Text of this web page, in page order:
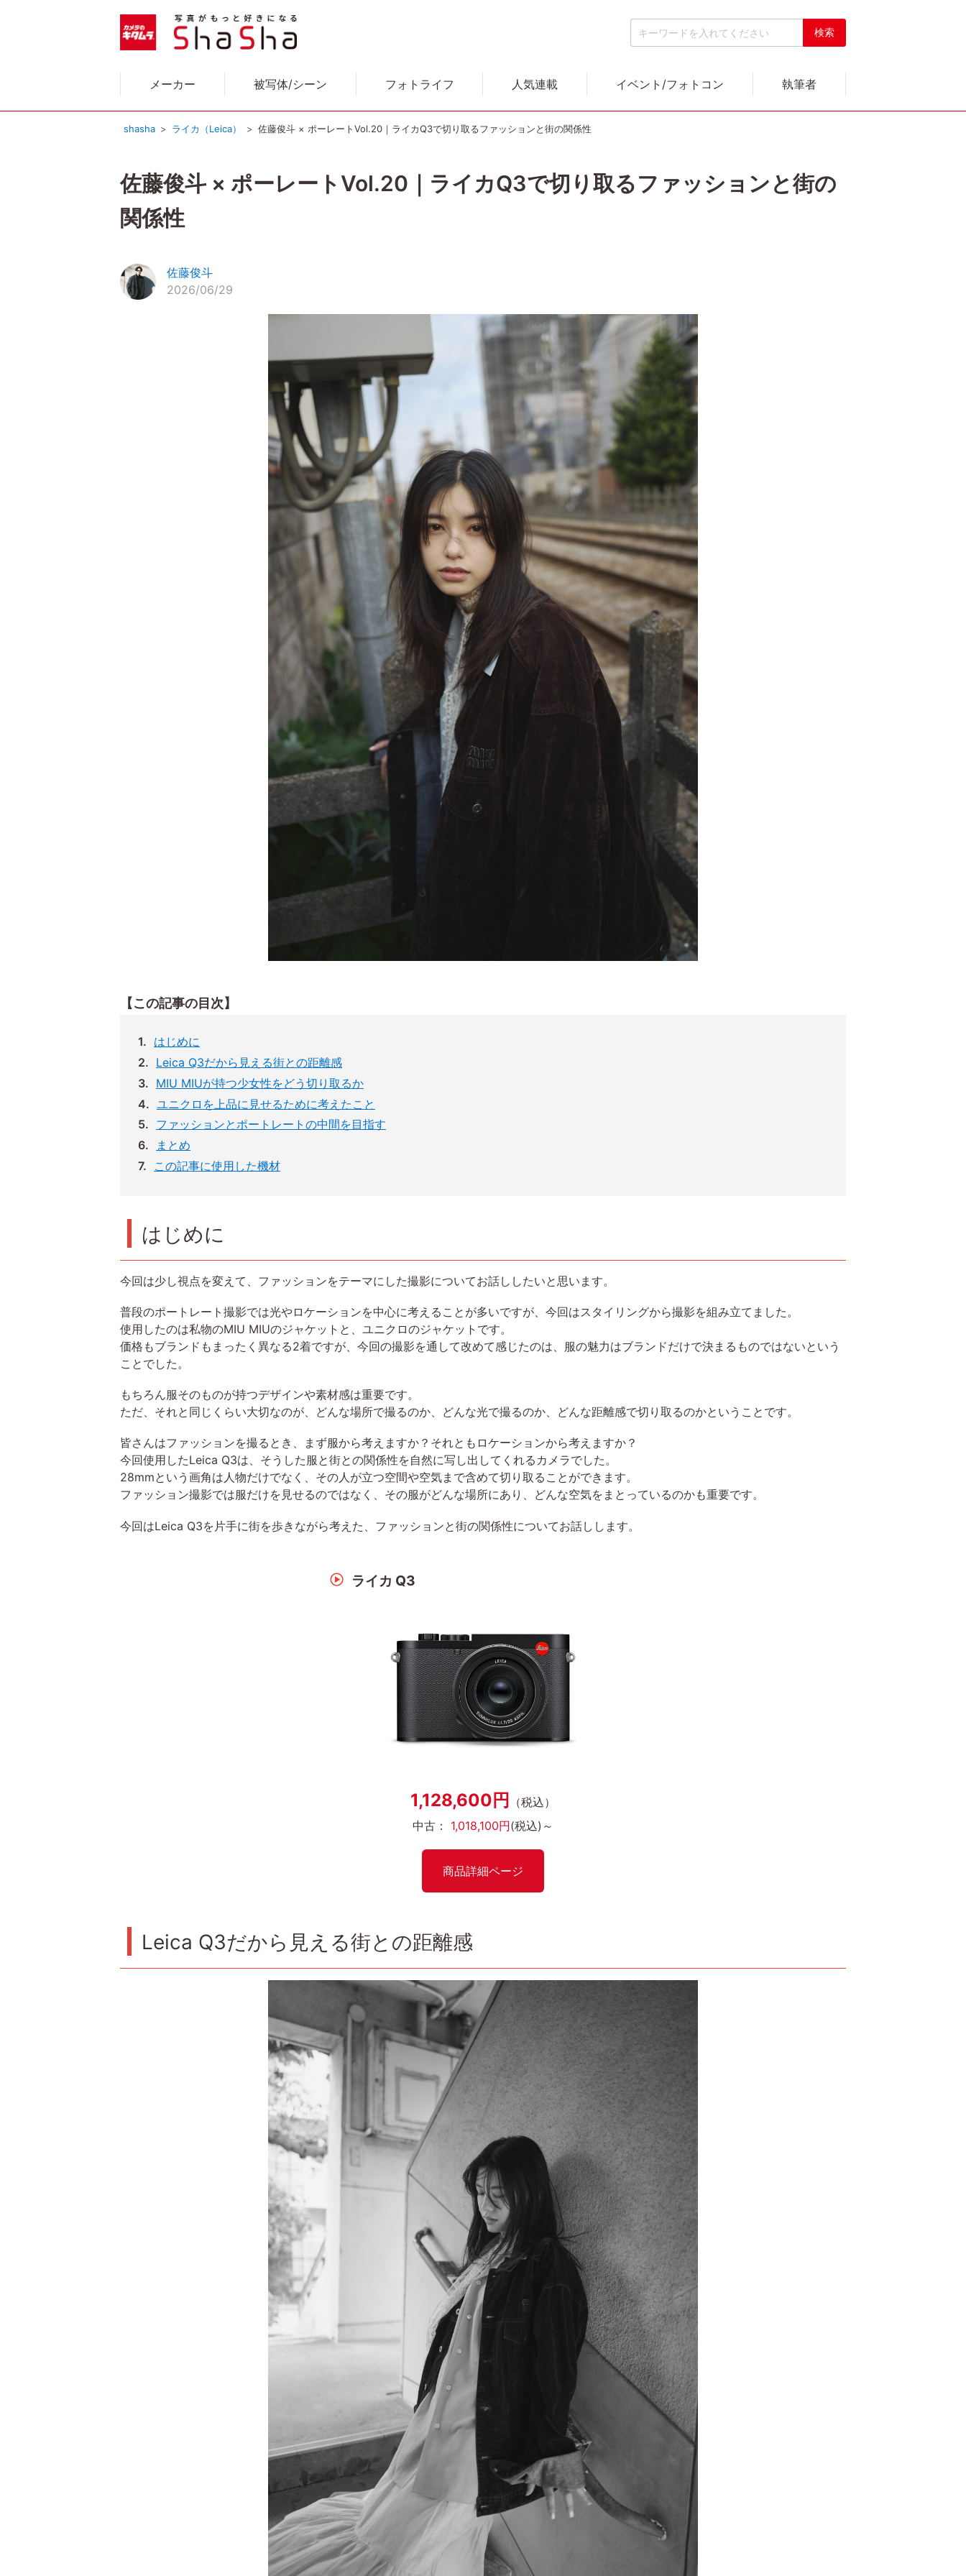
メーカー 被写体/シーン フォトライフ 人気連載 イベント/フォトコン 執筆者
shasha ライカ（Leica） 佐藤俊斗 × ポーレートVol.20｜ライカQ3で切り取るファッションと街の関係性
佐藤俊斗 × ポーレートVol.20｜ライカQ3で切り取るファッションと街の
関係性
佐藤俊斗
2026/06/29
【この記事の目次】
はじめに
Leica Q3だから見える街との距離感
MIU MIUが持つ少女性をどう切り取るか
ユニクロを上品に見せるために考えたこと
ファッションとポートレートの中間を目指す
まとめ
この記事に使用した機材
はじめに
今回は少し視点を変えて、ファッションをテーマにした撮影についてお話ししたいと思います。
普段のポートレート撮影では光やロケーションを中心に考えることが多いですが、今回はスタイリングから撮影を組み立てました。
使用したのは私物のMIU MIUのジャケットと、ユニクロのジャケットです。
価格もブランドもまったく異なる2着ですが、今回の撮影を通して改めて感じたのは、服の魅力はブランドだけで決まるものではないという
ことでした。
もちろん服そのものが持つデザインや素材感は重要です。
ただ、それと同じくらい大切なのが、どんな場所で撮るのか、どんな光で撮るのか、どんな距離感で切り取るのかということです。
皆さんはファッションを撮るとき、まず服から考えますか？それともロケーションから考えますか？
今回使用したLeica Q3は、そうした服と街との関係性を自然に写し出してくれるカメラでした。
28mmという画角は人物だけでなく、その人が立つ空間や空気まで含めて切り取ることができます。
ファッション撮影では服だけを見せるのではなく、その服がどんな場所にあり、どんな空気をまとっているのかも重要です。
今回はLeica Q3を片手に街を歩きながら考えた、ファッションと街の関係性についてお話しします。
ライカ Q3
1,128,600円
（税込）
中古： 1,018,100円(税込)～
商品詳細ページ
Leica Q3だから見える街との距離感